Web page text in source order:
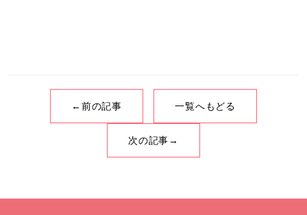
←前の記事 一覧へもどる
次の記事→